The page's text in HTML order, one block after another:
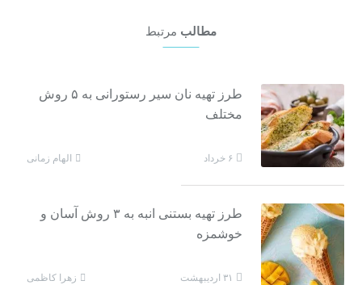
مطالب مرتبط
طرز تهیه نان سیر رستورانی به ۵ روش
مختلف
۶ خرداد الهام زمانی
طرز تهیه بستنی انبه به ۳ روش آسان و
خوشمزه
۳۱ اردیبهشت زهرا کاظمی